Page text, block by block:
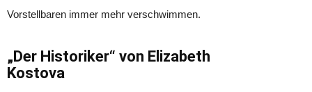
Vorstellbaren immer mehr verschwimmen.
„Der Historiker“ von Elizabeth
Kostova